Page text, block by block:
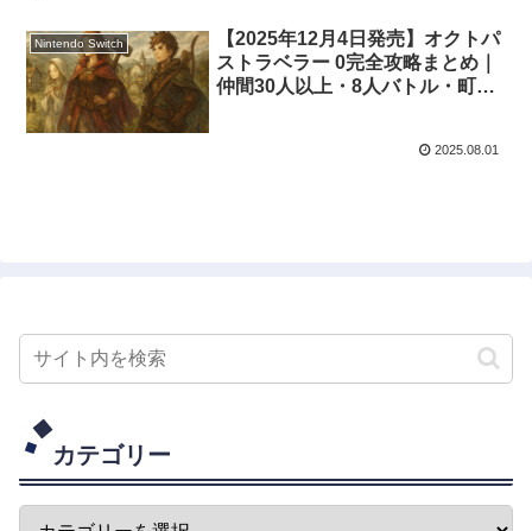
Nintendo Switch
【2025年12月4日発売】オクトパ
ストラベラー 0完全攻略まとめ｜
仲間30人以上・8人バトル・町づ
2025.08.01
カテゴリー